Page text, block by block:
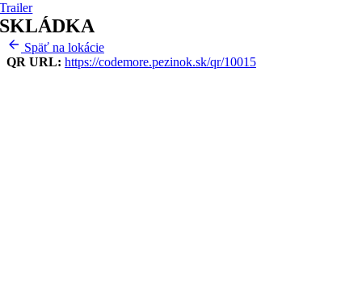
Trailer
SKLÁDKA
Späť na lokácie
QR URL: https://codemore.pezinok.sk/qr/10015